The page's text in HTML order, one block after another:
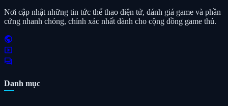
Nơi cập nhật những tin tức thể thao điện tử, đánh giá game và phần
cứng nhanh chóng, chính xác nhất dành cho cộng đồng game thủ.
public
smart_display
forum
Danh mục